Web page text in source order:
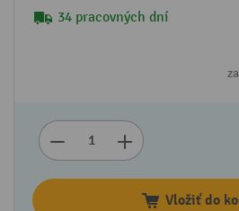
34 pracovných dní
Vložiť do